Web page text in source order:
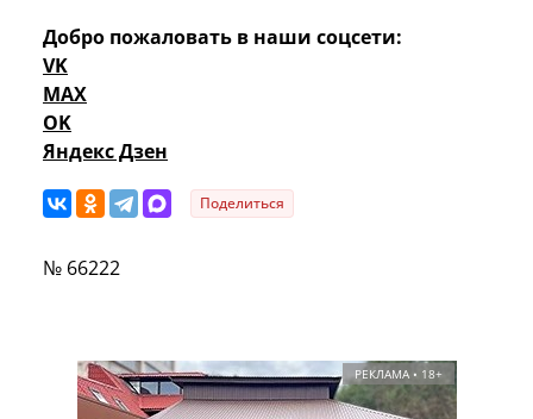
Добро пожаловать в наши соцсети:
VK
MAX
OK
Яндекс Дзен
Поделиться
№ 66222
РЕКЛАМА • 18+